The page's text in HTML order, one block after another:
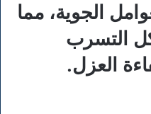
الجوية، مما
التسرب
العزل.